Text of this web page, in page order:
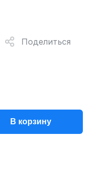
Поделиться
В корзину